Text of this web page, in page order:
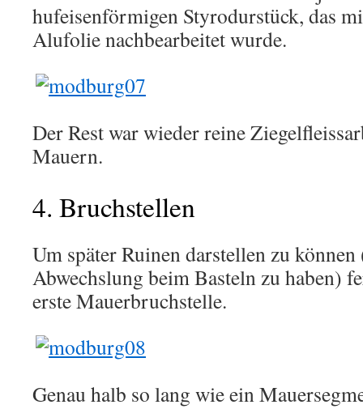
hufeisenförmigen Styrodurstück, das
Alufolie nachbearbeitet wurde.
Der Rest war wieder reine
Mauern.
4. Bruchstellen
Um später Ruinen darstellen zu
Abwechslung beim Basteln zu haben)
erste Mauerbruchstelle.
Genau halb so lang wie ein